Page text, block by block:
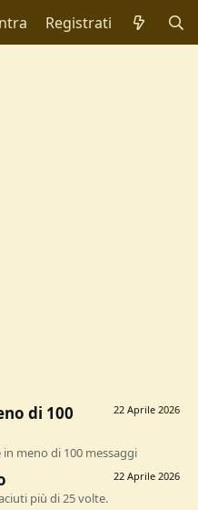
Registrati
22 Aprile 2026
di 100
meno di 100 messaggi
22 Aprile 2026
più di 25 volte.